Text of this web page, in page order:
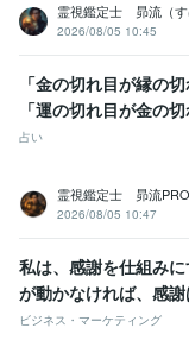
占い 数秘術、カード
占い ライトワーカー
霊視鑑定士 昴流（す
2026/08/05 10:45
「金の切れ目が縁の
「運の切れ目が金の
占い
霊視鑑定士 昴流
2026/08/05 10:47
私は、感謝を仕組み
が動かなければ、感
ビジネス・マーケティング